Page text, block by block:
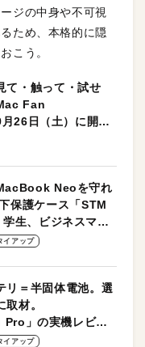
ジの中身や不可視
ため、本格的に隠
こう。
て・触って・試せ
Fan
26日（土）に開催
Neoを守れ
保護ケース「STM
生、ビジネスマン
適！
イアップ
リ＝半固体電池。選
材。
」の実機レビュ
イアップ